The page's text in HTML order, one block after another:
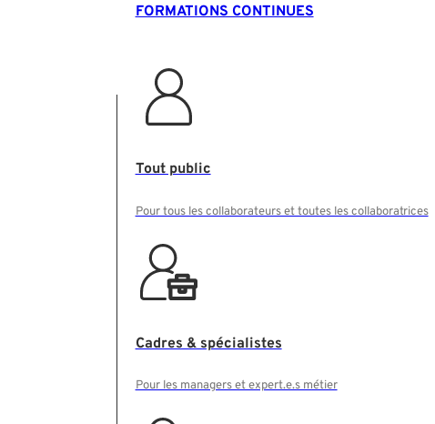
FORMATIONS CONTINUES
Tout public
Pour tous les collaborateurs et toutes les collaboratrices
Cadres & spécialistes
Pour les managers et expert.e.s métier